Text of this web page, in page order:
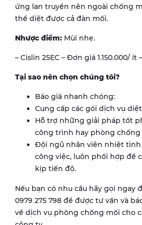
ứng lan truyền nên ngoài chống
thể diệt được cả đàn mối.
Nhược điểm: Mùi nhẹ.
– Cislin 25EC – Đơn giá 1.150.000/ ít
Tại sao nên chọn chúng tôi?
Báo giá nhanh chóng:
Cung cấp các gói dịch vụ
Hỗ trợ những giải pháp tốt
công trình hay phòng
Đội ngũ nhân viên nhiệt tình
công việc, luôn phối hợp để
kịp tiến độ.
Nếu bạn có nhu cầu hãy gọi ngay
0979 275 798 để được tư vấn và
về dịch vụ phòng chống mối cho